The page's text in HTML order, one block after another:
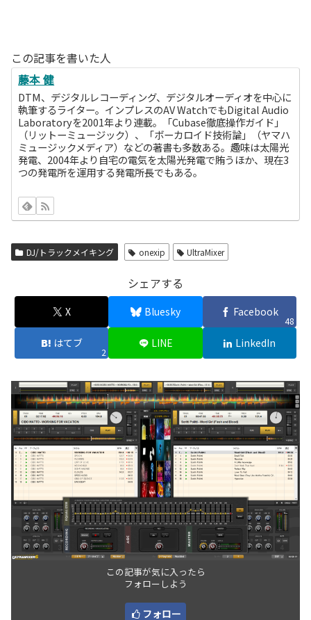
この記事を書いた人
藤本 健
DTM、デジタルレコーディング、デジタルオーディオを中心に
執筆するライター。インプレスのAV WatchでもDigital Audio
Laboratoryを2001年より連載。「Cubase徹底操作ガイド」
（リットーミュージック）、「ボーカロイド技術論」（ヤマハ
ミュージックメディア）などの著書も多数ある。趣味は太陽光
発電、2004年より自宅の電気を太陽光発電で賄うほか、現在3
つの発電所を運用する発電所長でもある。
DJ/トラックメイキング onexip UltraMixer
シェアする
X Bluesky Facebook
48
はてブ
2
LINE LinkedIn
この記事が気に入ったら
フォローしよう
フォロー